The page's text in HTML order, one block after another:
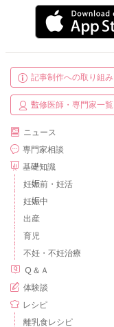
記事制作への取り組み
監修医師・専門家一覧
ニュース
専門家相談
基礎知識
妊娠前・妊活
妊娠中
出産
育児
不妊・不妊治療
Ｑ＆Ａ
体験談
レシピ
離乳食レシピ